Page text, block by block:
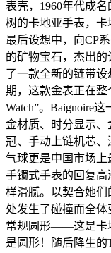
表壳，1960年代成
树的卡地亚手表，
最后设想中，向CP
的矿物宝石，杰出
了一款全新的链带
期，这款金表正在整
Watch”。Baignoire
金材质、时分显示
冠、手动上链机芯
气球更是中国市场
手镯式手表的回复
样滑腻。以契合她
处发生了碰撞而全
常规圆形——这是卡
是圆形！随后降生的